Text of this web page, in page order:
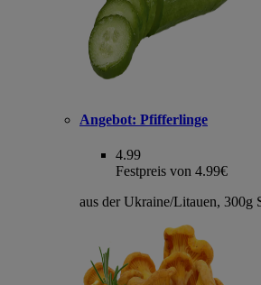
Angebot: Pfifferlinge
4.99
Festpreis von 4.99€
aus der Ukraine/Litauen, 300g